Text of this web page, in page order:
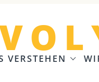
VERSTEHEN